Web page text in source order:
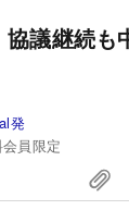
議継続も
発
員限定